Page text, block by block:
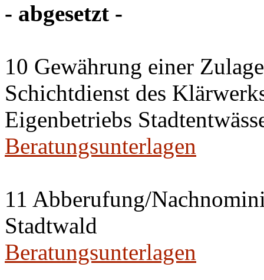
- abgesetzt -
10 Gewährung einer
Schichtdienst des
Eigenbetriebs
Beratungsunterlagen
11 Abberufung/
Stadtwald
Beratungsunterlagen